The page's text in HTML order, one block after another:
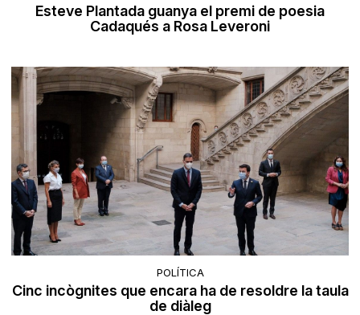
Esteve Plantada guanya el premi de poesia
Cadaqués a Rosa Leveroni
POLÍTICA
Cinc incògnites que encara ha de resoldre la taula
de diàleg